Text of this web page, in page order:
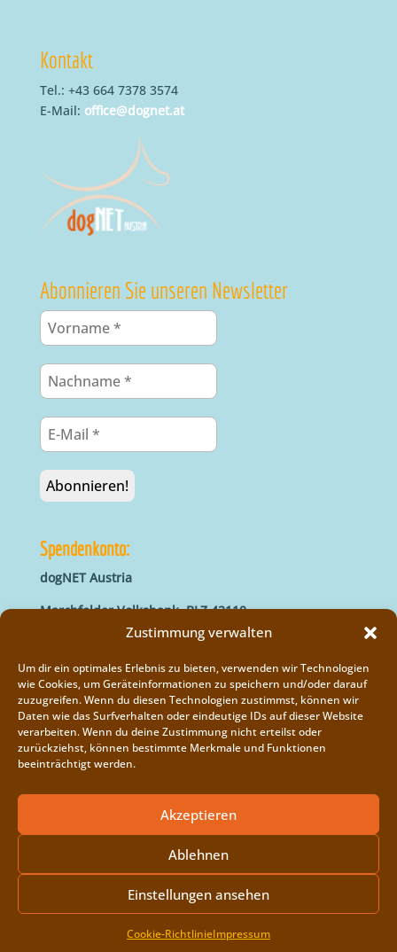
Zustimmung verwalten
Um dir ein optimales Erlebnis zu bieten, verwenden wir Technologien
wie Cookies, um Geräteinformationen zu speichern und/oder darauf
zuzugreifen. Wenn du diesen Technologien zustimmst, können wir
Daten wie das Surfverhalten oder eindeutige IDs auf dieser Website
verarbeiten. Wenn du deine Zustimmung nicht erteilst oder
zurückziehst, können bestimmte Merkmale und Funktionen
beeinträchtigt werden.
Akzeptieren
Ablehnen
Einstellungen ansehen
Cookie-RichtlinieImpressum
Kontakt
Tel.: +43 664 7378 3574
E-Mail: office@dognet.at
Abonnieren Sie unseren Newsletter
Spendenkonto:
dogNET Austria
Marchfelder Volksbank, BLZ 42110
IBAN: AT66 4211 0421 5000 0000
Cookie-Richtlinie (EU)
Weaverbird WebDesign